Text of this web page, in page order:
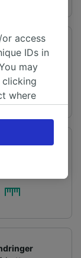
Paris
access
IDs in
may
where
will be
affect
used for
provide:
scan
Store